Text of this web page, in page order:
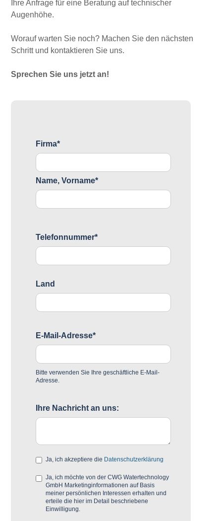
Ihre Anfrage für eine Beratung auf technischer
Augenhöhe.
Worauf warten Sie noch? Machen Sie den nächsten
Schritt und kontaktieren Sie uns.
Sprechen Sie uns jetzt an!
Firma*
Name, Vorname*
Telefonnummer*
Land
E-Mail-Adresse*
Bitte verwenden Sie Ihre geschäftliche E-Mail-
Adresse.
Ihre Nachricht an uns:
Ja, ich akzeptiere die Datenschutzerklärung
Ja, ich möchte von der CWG Watertechnology
GmbH Marketinginformationen auf Basis
meiner persönlichen Interessen erhalten und
erteile die hier im Detail beschriebene
Einwilligung.